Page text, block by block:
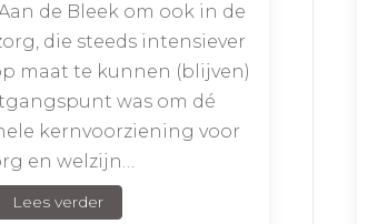
de Bleek om ook in de
die steeds intensiever
maat te kunnen (blijven)
was om dé
kernvoorziening voor
en welzijn…
Lees verder